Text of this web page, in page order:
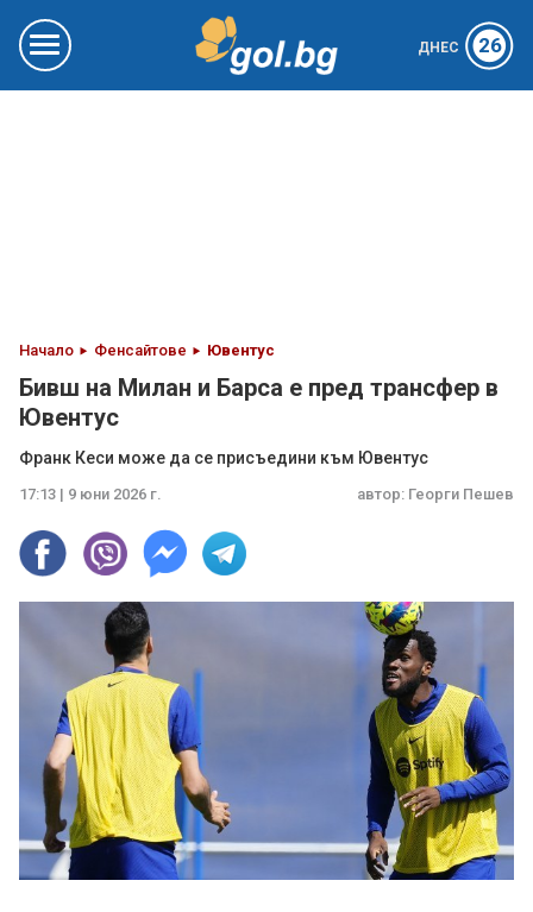
ДНЕС 26
Начало Фенсайтове Ювентус
Бивш на Милан и Барса е пред трансфер в
Ювентус
Франк Кеси може да се присъедини към Ювентус
17:13 | 9 юни 2026 г. автор: Георги Пешев